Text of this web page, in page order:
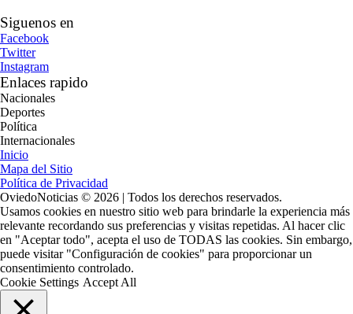
Siguenos en
Facebook
Twitter
Instagram
Enlaces rapido
Nacionales
Deportes
Política
Internacionales
Inicio
Mapa del Sitio
Política de Privacidad
OviedoNoticias © 2026 | Todos los derechos reservados.
Usamos cookies en nuestro sitio web para brindarle la experiencia más
relevante recordando sus preferencias y visitas repetidas. Al hacer clic
en "Aceptar todo", acepta el uso de TODAS las cookies. Sin embargo,
puede visitar "Configuración de cookies" para proporcionar un
consentimiento controlado.
Cookie Settings Accept All